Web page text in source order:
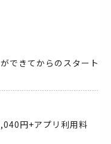
できてからのスタート
円+アプリ利用料